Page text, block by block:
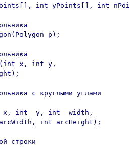
int yPoints[], int
p);
x, int y,
с круглыми углами
int  y, int  width,
int arcHeight);
строки